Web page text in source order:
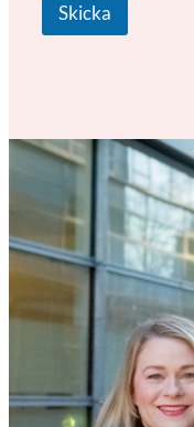
Skicka